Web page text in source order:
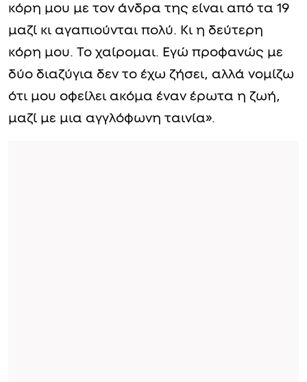
κόρη μου με τον άνδρα της είναι από τα 19
μαζί κι αγαπιούνται πολύ. Κι η δεύτερη
κόρη μου. Το χαίρομαι. Εγώ προφανώς με
δύο διαζύγια δεν το έχω ζήσει, αλλά νομίζω
ότι μου οφείλει ακόμα έναν έρωτα η ζωή,
μαζί με μια αγγλόφωνη ταινία».